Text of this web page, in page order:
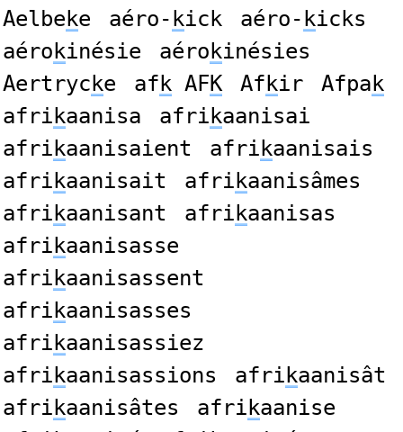
Aelbe ke aéro- kick aéro- kicks
aéro kinésie aéro kinésies
Aertryc ke af k AFK Af kir Afpa k
afri kaanisa afri kaanisai
afri kaanisaient afri kaanisais
afri kaanisait afri kaanisâmes
afri kaanisant afri kaanisas
afri kaanisasse
afri kaanisassent
afri kaanisasses
afri kaanisassiez
afri kaanisassions afri kaanisât
afri kaanisâtes afri kaanise